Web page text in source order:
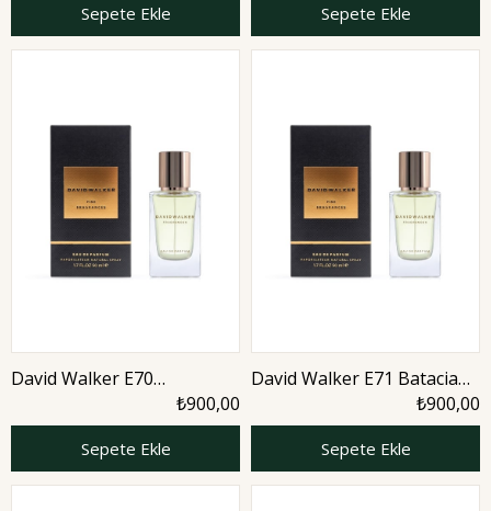
Sepete Ekle Sepete Ekle
David Walker E70
Royamania 50 ml Erkek
Parfüm | Nature
₺900,00
Sepete Ekle
David Walker E71 Batacian
50 ml Erkek Parfüm |
Woody
₺900,00
Sepete Ekle